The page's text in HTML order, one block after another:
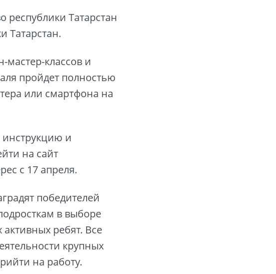
республики Татарстан
Татарстан.
мастер-классов и
пройдет полностью
или смартфона на
и
на сайт
с 17 апреля.
победителей
в выборе
ребят. Все
крупных
на работу.